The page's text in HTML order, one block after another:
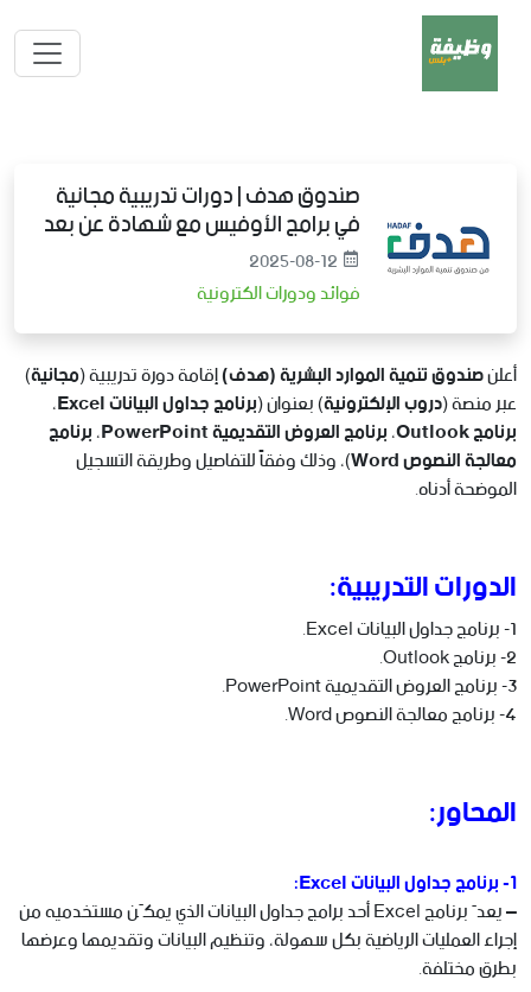
صندوق هدف | دورات تدريبية مجانية
في برامج الأوفيس مع شهادة عن بعد
2025-08-12
فوائد ودورات الكترونية
أعلنصندوق تنمية الموارد البشرية (هدف)إقامة دورة تدريبية (مجانية)
عبر منصة (دروب الإلكترونية) بعنوان ( برنامج جداول البيانات Excel،
برنامج Outlook، برنامج العروض التقديمية PowerPoint، برنامج
معالجة النصوص Word )، وذلك وفقاً للتفاصيل وطريقة التسجيل
الموضحة أدناه.
الدورات التدريبية:
1- برنامج جداول البيانات Excel.
2- برنامج Outlook.
3- برنامج العروض التقديمية PowerPoint.
4- برنامج معالجة النصوص Word.
المحاور:
1- برنامج جداول البيانات Excel:
– يعدّ برنامج Excel أحد برامج جداول البيانات الذي يمكّن مستخدميه من
إجراء العمليات الرياضية بكل سهولة، وتنظيم البيانات وتقديمها وعرضها
بطرق مختلفة.